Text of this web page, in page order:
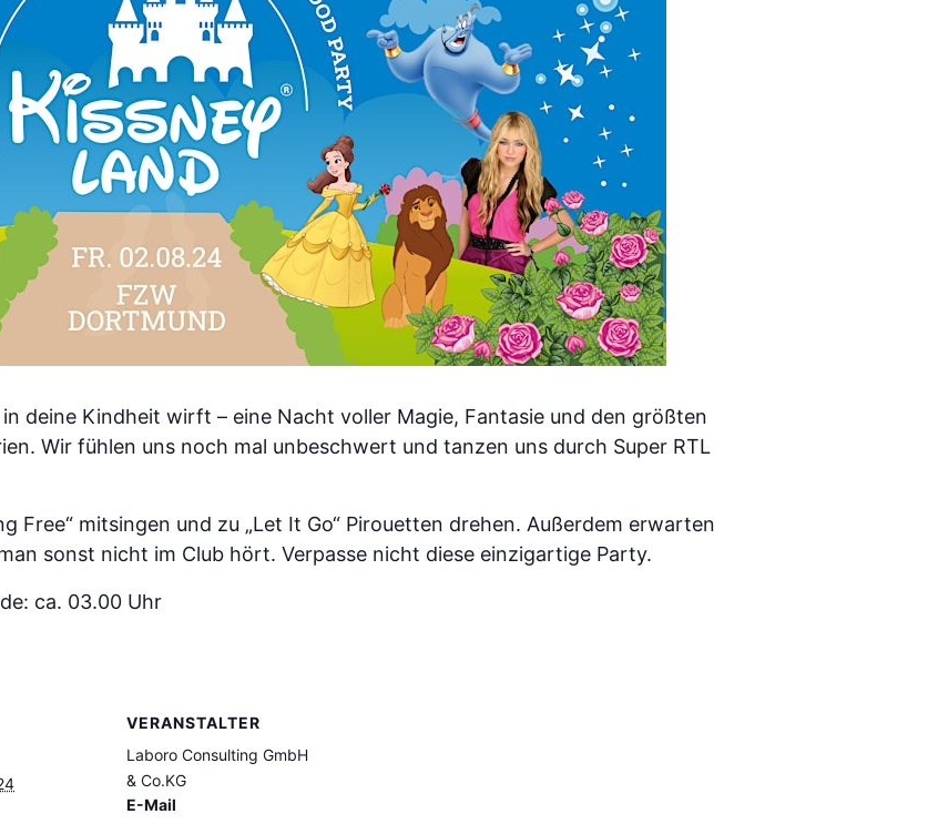
deine Kindheit wirft – eine Nacht voller Magie, Fantasie und den größten
Wir fühlen uns noch mal unbeschwert und tanzen uns durch Super RTL
Free“ mitsingen und zu „Let It Go“ Pirouetten drehen. Außerdem erwarten
sonst nicht im Club hört. Verpasse nicht diese einzigartige Party.
ca. 03.00 Uhr
VERANSTALTER
Laboro Consulting GmbH
& Co.KG
E-Mail